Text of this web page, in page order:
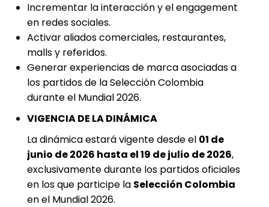
Incrementar la interacción y el engagement
en redes sociales.
Activar aliados comerciales, restaurantes,
malls y referidos.
Generar experiencias de marca asociadas a
los partidos de la Selección Colombia
durante el Mundial 2026.
VIGENCIA DE LA DINÁMICA
La dinámica estará vigente desde el 01 de
junio de 2026 hasta el 19 de julio de 2026,
exclusivamente durante los partidos oficiales
en los que participe la Selección Colombia
en el Mundial 2026.